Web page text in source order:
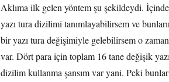
Aklıma ilk gelen yöntem şu şekildeydi.
yazı tura dizilimi tanımlayabilirsem ve
bir yazı tura değişimiyle gelebilirsem o
var. Dört para için toplam 16 tane değişik
dizilim kullanma şansım var yani. Peki